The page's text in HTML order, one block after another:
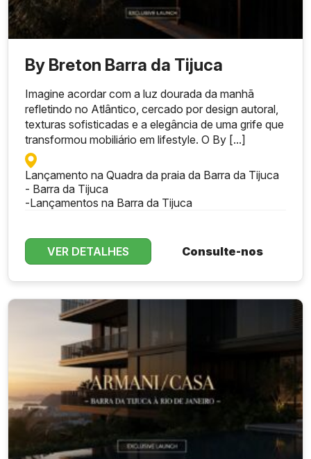
By Breton Barra da Tijuca
Imagine acordar com a luz dourada da manhã
refletindo no Atlântico, cercado por design autoral,
texturas sofisticadas e a elegância de uma grife que
transformou mobiliário em lifestyle. O By [...]
Lançamento na Quadra da praia da Barra da Tijuca
- Barra da Tijuca
-Lançamentos na Barra da Tijuca
VER DETALHES Consulte-nos